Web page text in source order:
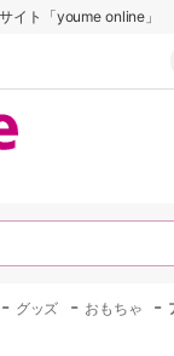
イト「youme online」
- グッズ - おもちゃ -